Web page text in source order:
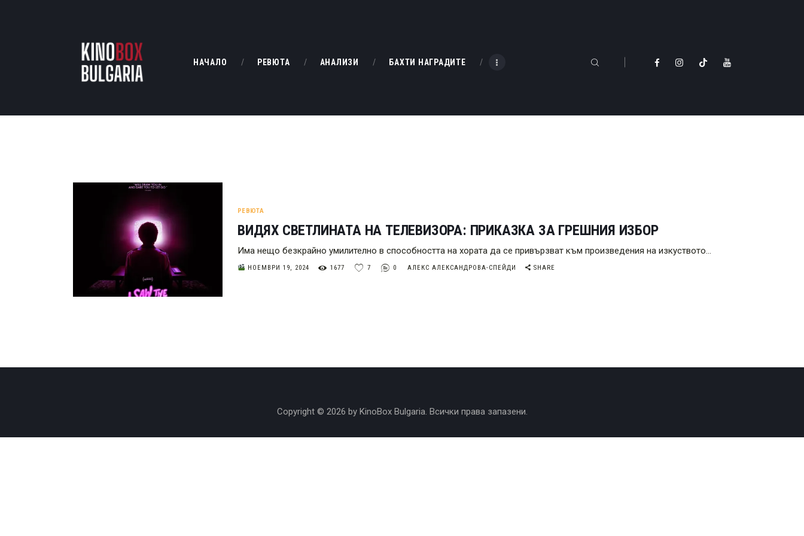
НАЧАЛО РЕВЮТА АНАЛИЗИ БАХТИ НАГРАДИТЕ
РЕВЮТА
БАХТИ НАГРАДИТЕ
РЕВЮТА
ВИДЯХ СВЕТЛИНАТА НА ТЕЛЕВИЗОРА: ПРИКАЗКА ЗА ГРЕШНИЯ ИЗБОР
Има нещо безкрайно умилително в способността на хората да се привързват към произведения на изкуството…
НОЕМВРИ 19, 2024 1677 7 0 АЛЕКС АЛЕКСАНДРОВА-СПЕЙДИ SHARE
Copyright © 2026 by KinoBox Bulgaria. Всички права запазени.